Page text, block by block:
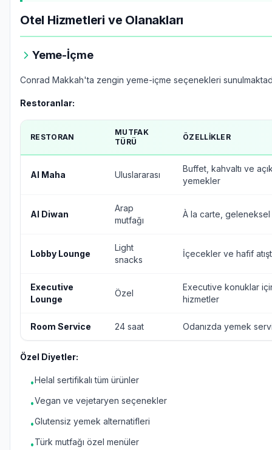
Otel Hizmetleri ve Olanakları
Yeme-İçme
Conrad Makkah'ta zengin yeme-içme seçenekleri
Restoranlar:
RESTORAN
MUTFAK
TÜRÜ
ÖZELLIKLER
Al Maha Uluslararası
Buffet, kahvaltı ve
yemekler
Al Diwan
Arap
mutfağı
À la carte,
Lobby Lounge
Light
snacks
İçecekler ve hafif
Executive
Lounge
Özel
Executive konuklar
hizmetler
Room Service 24 saat Odanızda yemek
Özel Diyetler:
•Helal sertifikalı tüm ürünler
•Vegan ve vejetaryen seçenekler
•Glutensiz yemek alternatifleri
•Türk mutfağı özel menüler